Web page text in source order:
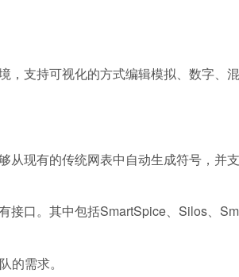
，支持可视化的方式编辑模拟、数字、
从现有的传统网表中自动生成符号，并
接口。其中包括SmartSpice、Silos、
需求。